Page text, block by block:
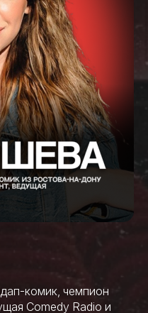
комик, чемпион
Comedy Radio и